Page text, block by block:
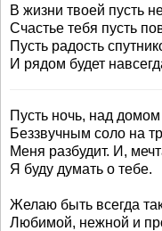
В жизни твоей пусть
Счастье тебя пусть
Пусть радость
И рядом будет
Пусть ночь, над
Беззвучным соло на
Меня разбудит. И,
Я буду думать о тебе.
Желаю быть всегда
Любимой, нежной и